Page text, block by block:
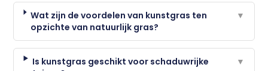
Wat zijn de voordelen van kunstgras ten
opzichte van natuurlijk gras?
▼
Is kunstgras geschikt voor schaduwrijke
▼